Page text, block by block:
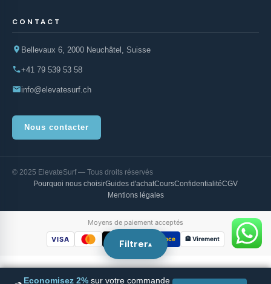
Filtrer
CONTACT
Bellevaux 6, 2000 Neuchâtel, Suisse
+41 79 539 53 58
info@elevatesurf.ch
Nous contacter
© 2025 ElevateSurf — Tous droits réservés
Pourquoi nous choisirGuides d'achatCoursConfidentialitéCGV
Mentions légales
Moyens de paiement acceptés
VISA
TWINT PostFinance 🏦 Virement
Economisez 2% sur votre commande